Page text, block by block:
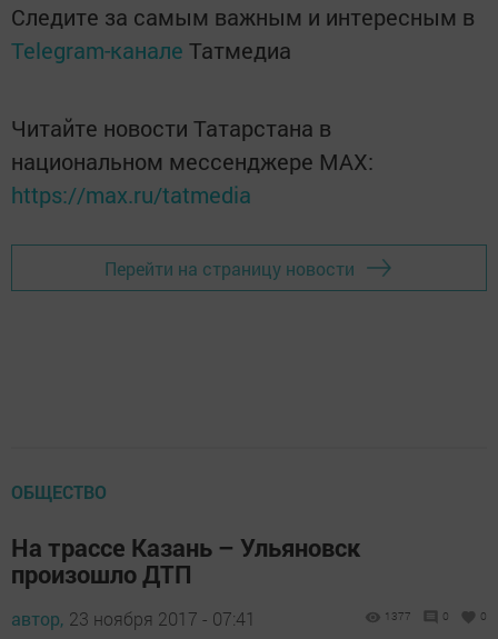
Следите за самым важным и интересным в
Telegram-канале Татмедиа
Читайте новости Татарстана в
национальном мессенджере MАХ:
https://max.ru/tatmedia
Перейти на страницу новости
ОБЩЕСТВО
На трассе Казань – Ульяновск
произошло ДТП
автор, 23 ноября 2017 - 07:41 1377 0 0